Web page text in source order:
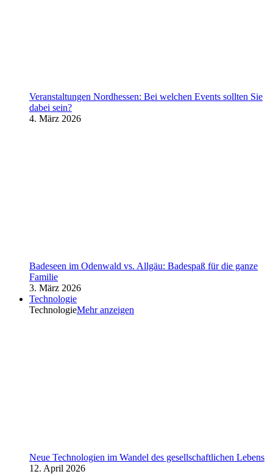
Veranstaltungen Nordhessen: Bei welchen Events sollten Sie
dabei sein?
4. März 2026
Badeseen im Odenwald vs. Allgäu: Badespaß für die ganze
Familie
3. März 2026
Technologie
TechnologieMehr anzeigen
Neue Technologien im Wandel des gesellschaftlichen Lebens
12. April 2026